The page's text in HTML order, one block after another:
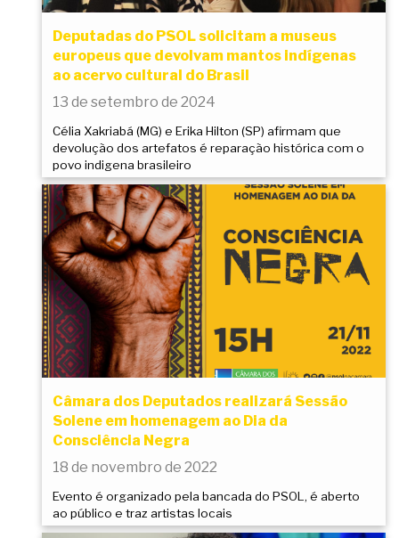
Deputadas do PSOL solicitam a museus
europeus que devolvam mantos indígenas
ao acervo cultural do Brasil
13 de setembro de 2024
Célia Xakriabá (MG) e Erika Hilton (SP) afirmam que
devolução dos artefatos é reparação histórica com o
povo indigena brasileiro
Câmara dos Deputados realizará Sessão
Solene em homenagem ao Dia da
Consciência Negra
18 de novembro de 2022
Evento é organizado pela bancada do PSOL, é aberto
ao público e traz artistas locais